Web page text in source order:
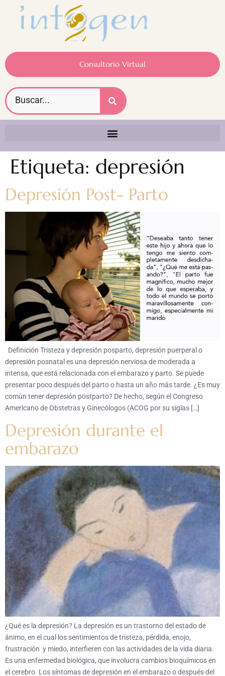
Consultorio Virtual
Etiqueta: depresión
Depresión Post- Parto
Definición Tristeza y depresión posparto, depresión puerperal o
depresión posnatal es una depresión nerviosa de moderada a
intensa, que está relacionada con el embarazo y parto. Se puede
presentar poco después del parto o hasta un año más tarde. ¿Es muy
común tener depresión postparto? De hecho, según el Congreso
Americano de Obstetras y Ginecólogos (ACOG por su siglas […]
Depresión durante el
embarazo
¿Qué es la depresión? La depresión es un trastorno del estado de
ánimo, en el cual los sentimientos de tristeza, pérdida, enojo,
frustración y miedo, interfieren con las actividades de la vida diaria.
Es una enfermedad biológica, que involucra cambios bioquímicos en
el cerebro. Los síntomas de depresión en el embarazo o después del